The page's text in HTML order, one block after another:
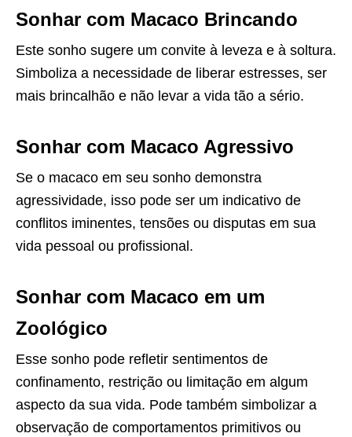
Sonhar com Macaco Brincando
Este sonho sugere um convite à leveza e à soltura.
Simboliza a necessidade de liberar estresses, ser
mais brincalhão e não levar a vida tão a sério.
Sonhar com Macaco Agressivo
Se o macaco em seu sonho demonstra
agressividade, isso pode ser um indicativo de
conflitos iminentes, tensões ou disputas em sua
vida pessoal ou profissional.
Sonhar com Macaco em um
Zoológico
Esse sonho pode refletir sentimentos de
confinamento, restrição ou limitação em algum
aspecto da sua vida. Pode também simbolizar a
observação de comportamentos primitivos ou